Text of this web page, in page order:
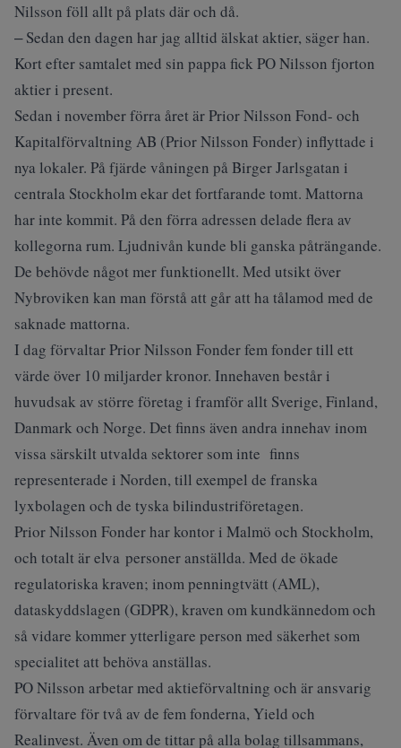
Nilsson föll allt på plats där och då.
‒ Sedan den dagen har jag alltid älskat aktier, säger han.
Kort efter samtalet med sin pappa fick PO Nilsson fjorton
aktier i present.
Sedan i november förra året är Prior Nilsson Fond- och
Kapitalförvaltning AB (Prior Nilsson Fonder) inflyttade i
nya lokaler. På fjärde våningen på Birger Jarlsgatan i
centrala Stockholm ekar det fortfarande tomt. Mattorna
har inte kommit. På den förra adressen delade flera av
kollegorna rum. Ljudnivån kunde bli ganska påträngande.
De behövde något mer funktionellt. Med utsikt över
Nybroviken kan man förstå att går att ha tålamod med de
saknade mattorna.
I dag förvaltar Prior Nilsson Fonder fem fonder till ett
värde över 10 miljarder kronor. Innehaven består i
huvudsak av större företag i framför allt Sverige, Finland,
Danmark och Norge. Det finns även andra innehav inom
vissa särskilt utvalda sektorer som inte finns
representerade i Norden, till exempel de franska
lyxbolagen och de tyska bilindustriföretagen.
Prior Nilsson Fonder har kontor i Malmö och Stockholm,
och totalt är elva personer anställda. Med de ökade
regulatoriska kraven; inom penningtvätt (AML),
dataskyddslagen (GDPR), kraven om kundkännedom och
så vidare kommer ytterligare person med säkerhet som
specialitet att behöva anställas.
PO Nilsson arbetar med aktieförvaltning och är ansvarig
förvaltare för två av de fem fonderna, Yield och
Realinvest. Även om de tittar på alla bolag tillsammans,